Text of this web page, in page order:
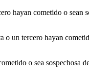
hayan cometido o sean
un tercero hayan
o sea sospechosa